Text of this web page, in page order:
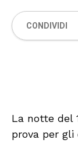
CONDIVIDI
La notte del
prova per